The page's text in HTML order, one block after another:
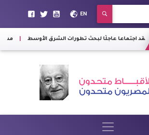
EN
عاجلًا لبحث تطورات الشرق الأوسط | مسئول